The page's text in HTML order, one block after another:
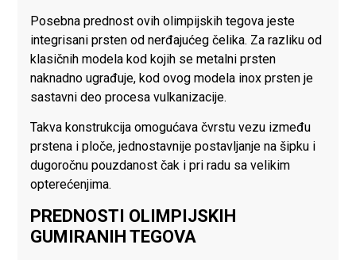
Posebna prednost ovih olimpijskih tegova jeste
integrisani prsten od nerđajućeg čelika. Za razliku od
klasičnih modela kod kojih se metalni prsten
naknadno ugrađuje, kod ovog modela inox prsten je
sastavni deo procesa vulkanizacije.
Takva konstrukcija omogućava čvrstu vezu između
prstena i ploče, jednostavnije postavljanje na šipku i
dugoročnu pouzdanost čak i pri radu sa velikim
opterećenjima.
PREDNOSTI OLIMPIJSKIH
GUMIRANIH TEGOVA